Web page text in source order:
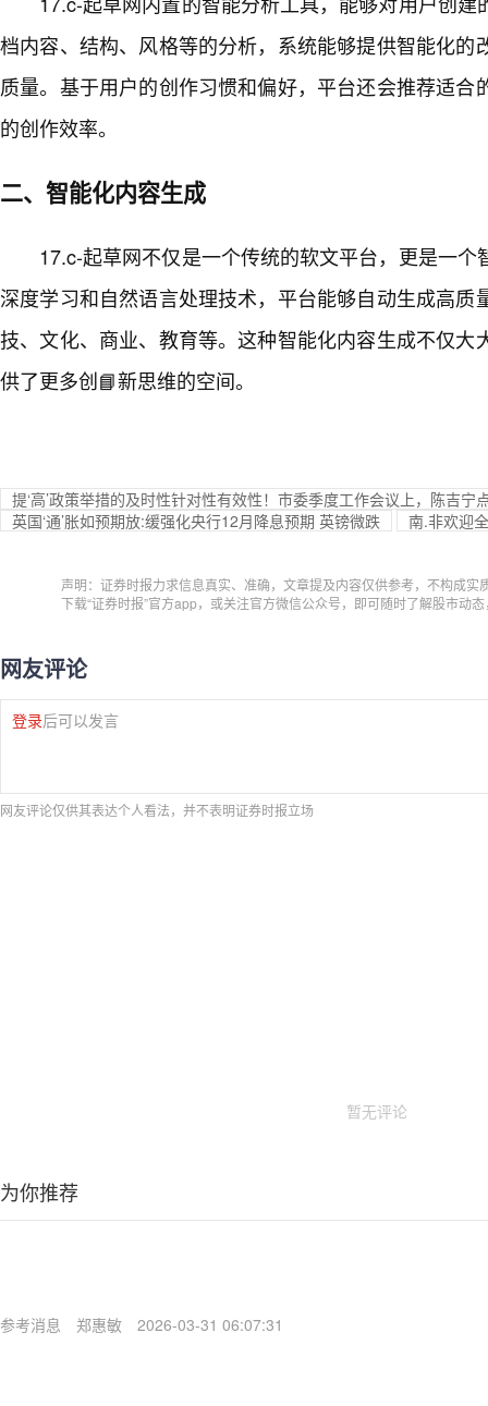
档内容、结构、风格等的分析，系统能够提供智能化的
质量。基于用户的创作习惯和偏好，平台还会推荐适合
的创作效率。
二、智能化内容生成
17.c-起草网不仅是一个传统的软文平台，更是一
深度学习和自然语言处理技术，平台能够自动生成高质
技、文化、商业、教育等。这种智能化内容生成不仅大
供了更多创📘新思维的空间。
提‘高’政策举措的及时性针对性有效性！市委季度工作会议上，陈吉宁
英国‘通’胀如预期放:缓强化央行12月降息预期 英镑微跌
南.非欢迎
声明：证券时报力求信息真实、准确，文章提及内容仅供参考，不构成实
下载“证券时报”官方app，或关注官方微信公众号，即可随时了解股市动
网友评论
登录后可以发言
网友评论仅供其表达个人看法，并不表明证券时报立场
暂无评论
为你推荐
参考消息 郑惠敏 2026-03-31 06:07:31